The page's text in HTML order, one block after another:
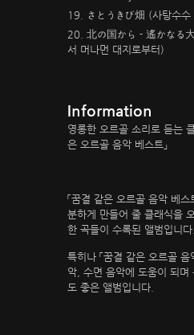
19. さとうきび畑 (사탕수수
20. 北の国から－遙かなる
서 머나먼 대지로부터)
Information
영롱한 오르골 소리로 듣는
은 오르골 음악 베스트」
「꿈결 같은 오르골 음악 베스
분하게 만들어 줄 클래식을
한 곡들이 수록된 앨범입니다.
특히나 「꿈결 같은 오르골 음
악, 수면 음악에 도움이 되며
도 좋은 앨범입니다.